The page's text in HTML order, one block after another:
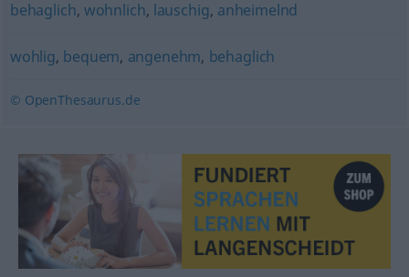
behaglich, wohnlich, lauschig, anheimelnd
wohlig, bequem, angenehm, behaglich
© OpenThesaurus.de